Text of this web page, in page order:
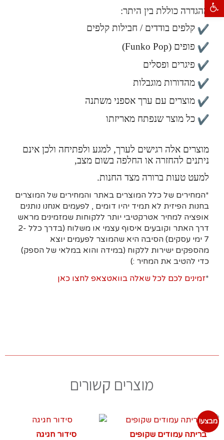
ההגדרה כוללת בין היתר:
קלפים בודדים / חבילות קלפים
פופים (Funko Pop)
פיגרים ופסלים
מהדורות מוגבלות
מוצרים עם ערך אספני משתנה
כל מוצר שנפתח מאריזתו
מוצרים אלה רגישים לערך, למגע ולפתיחה ולכן אינם
ניתנים להחזרה או החלפה בשום מצב,
למעט טעות ברורה מצד החנות.
*המחירים של כלל המוצרים באתר והמחירים של המוצרים
בחנות הפיזית לא תמיד יהיו דומים , לפעמים אנחנו נותנים
אופציה למחיר אטרקטיבי יותר ללקוחות שמזמינים מראש
דרך האתר וקובעים איסוף עצמי או משלוח (בדרך כלל 2-
7 ימי עסקים)
הסיבה היא שהמוצר לפעמים יוצא
מהספקים ישירות ללקוח (במידה והוא במלאי של הספק)
כדי להטיב את המחיר :)
*זמינים לכם לכל שאלה בוואטצאפ לחצו כאן
מוצרים קשורים
מבצע!
בריתה עמודים שקופים
סידור חגיגה